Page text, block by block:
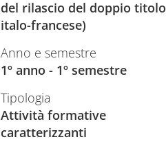
del rilascio del doppio titolo
italo-francese)
Anno e semestre
1º anno - 1º semestre
Tipologia
Attività formative
caratterizzanti